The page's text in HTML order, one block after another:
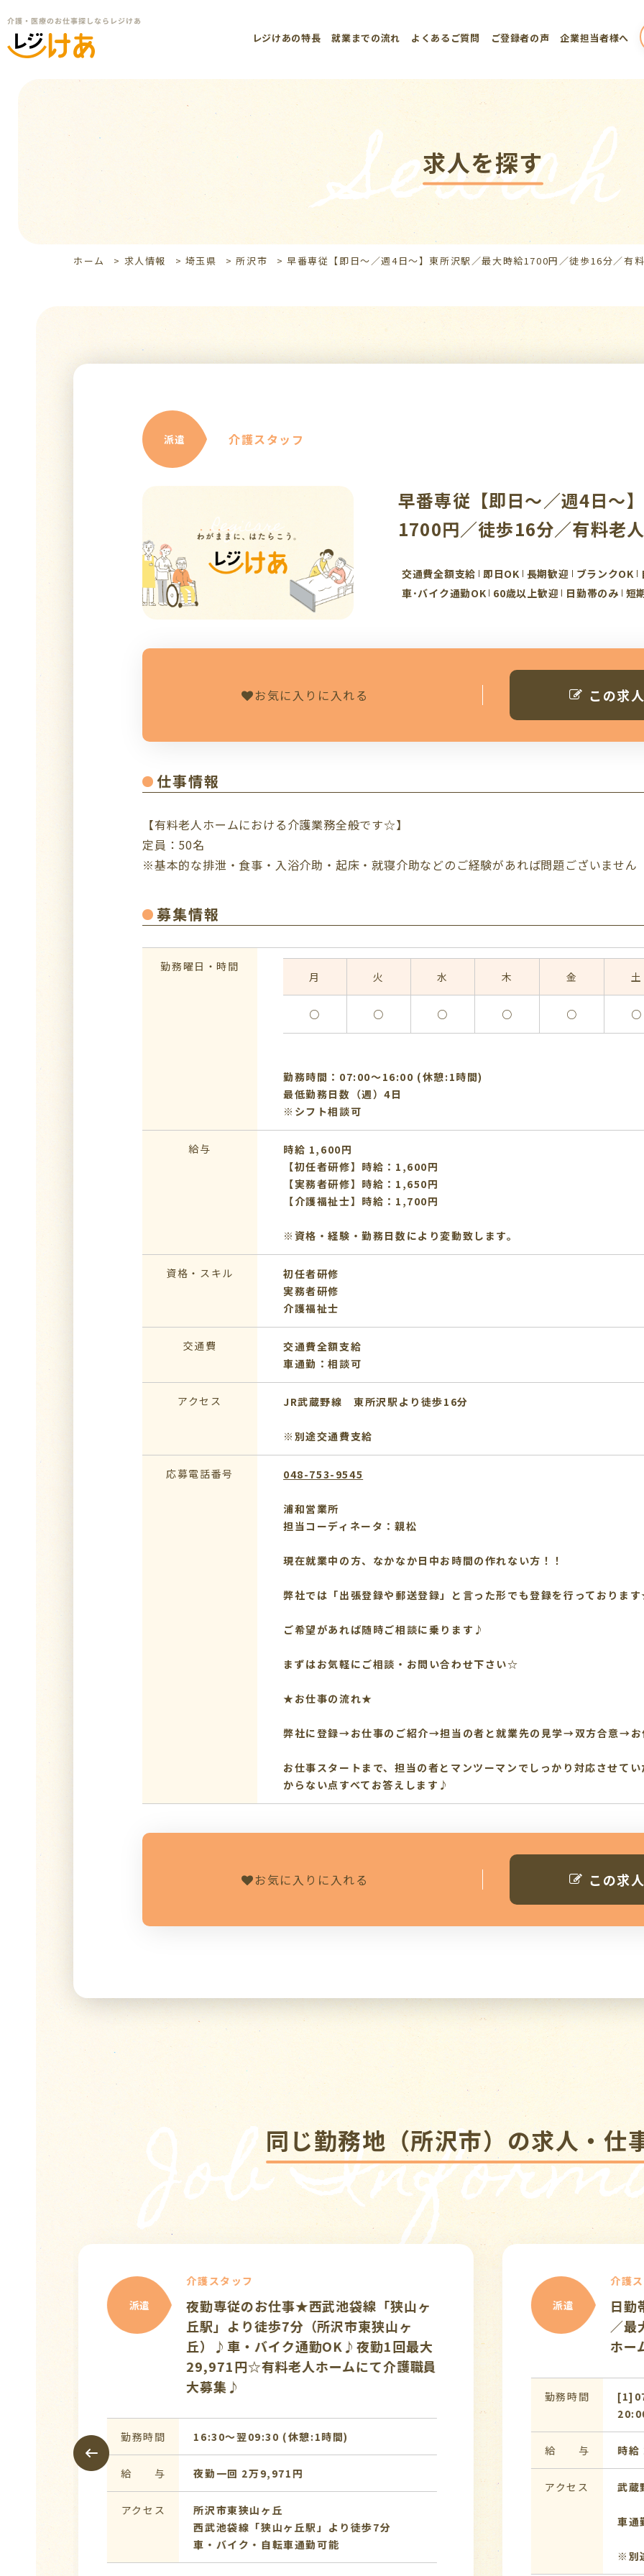
レジけあの特長 就業までの流れ よくあるご質問 ご登録者の声 企業担当者様へ
求人を探す
Search
ホーム > 求人情報 > 埼玉県 >所沢市 >早番専従【即日～／週4日～】東所沢駅／最大時給1700円／徒歩16分／有
派遣 介護スタッフ
早番専従【即日～／週4日～
1700円／徒歩16分／有料老
交通費全額支給 即日OK 長期歓迎 ブランクOK
車･バイク通勤OK 60歳以上歓迎 日勤帯のみ 短
お気に入りに入れる この求
仕事情報
【有料老人ホームにおける介護業務全般です☆】
定員：50名
※基本的な排泄・食事・入浴介助・起床・就寝介助などのご経験があれば問題ございません
募集情報
勤務曜日・時間
月 火 水 木 金 土
○ ○ ○ ○ ○ ○
勤務時間：07:00〜16:00 (休憩:1時間)
最低勤務日数（週）4日
※シフト相談可
給与
時給 1,600円
【初任者研修】時給：1,600円
【実務者研修】時給：1,650円
【介護福祉士】時給：1,700円
※資格・経験・勤務日数により変動致します。
資格・スキル
初任者研修
実務者研修
介護福祉士
交通費
交通費全額支給
車通勤：相談可
アクセス JR武蔵野線 東所沢駅より徒歩16分
※別途交通費支給
応募電話番号 048-753-9545
浦和営業所
担当コーディネータ：親松
現在就業中の方、なかなか日中お時間の作れない方！！
弊社では「出張登録や郵送登録」と言った形でも登録を行っておりま
ご希望があれば随時ご相談に乗ります♪
まずはお気軽にご相談・お問い合わせ下さい☆
★お仕事の流れ★
弊社に登録→お仕事のご紹介→担当の者と就業先の見学→双方合意→
お仕事スタートまで、担当の者とマンツーマンでしっかり対応させて
からない点すべてお答えします♪
お気に入りに入れる この求
Job同じ勤務地（所沢市）の求人・仕
派遣
介護スタッフ
夜勤専従のお仕事★西武池袋線「狭山ヶ
丘駅」より徒歩7分（所沢市東狭山ヶ
丘）♪車・バイク通勤OK♪夜勤1回最大
29,971円☆有料老人ホームにて介護職員
大募集♪
勤務時間 16:30〜翌09:30 (休憩:1時間)
給 与 夜勤一回 2万9,971円
アクセス
所沢市東狭山ヶ丘
西武池袋線「狭山ヶ丘駅」より徒歩7分
車・バイク・自転車通勤可能
派遣
介護ス
日勤
／最
ホー
勤務時間
給 与 時給
アクセス 武
車通
※別